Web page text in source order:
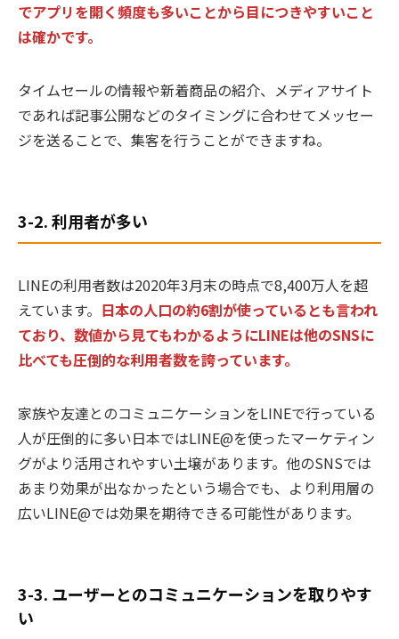
でアプリを開く頻度も多いことから目につきやすいこと
は確かです。
タイムセールの情報や新着商品の紹介、メディアサイト
であれば記事公開などのタイミングに合わせてメッセー
ジを送ることで、集客を行うことができますね。
3-2. 利用者が多い
LINEの利用者数は2020年3月末の時点で8,400万人を超
えています。 日本の人口の約6割が使っているとも言われ
ており、数値から見てもわかるようにLINEは他のSNSに
比べても圧倒的な利用者数を誇っています。
家族や友達とのコミュニケーションをLINEで行っている
人が圧倒的に多い日本ではLINE@を使ったマーケティン
グがより活用されやすい土壌があります。他のSNSでは
あまり効果が出なかったという場合でも、より利用層の
広いLINE@では効果を期待できる可能性があります。
3-3. ユーザーとのコミュニケーションを取りやす
い